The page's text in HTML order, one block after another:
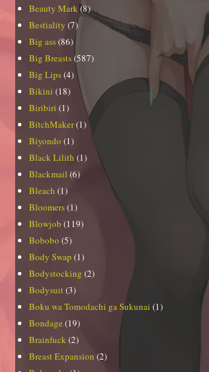
Beauty Mark (8)
Bestiality (7)
Big ass(86)
Big Breasts(587)
Big Lips(4)
Bikini (18)
Biribiri (1)
BitchMaker(1)
Biyondo (1)
Black Lilith (1)
Blackmail (6)
Bleach (1)
Bloomers(1)
Blowjob (119)
Bobobo (5)
Body Swap (1)
Bodystocking (2)
Bodysuit (3)
Boku wa Tomodachi ga Sukunai (1)
Bondage (19)
Brainfuck (2)
Breast Expansion (2)